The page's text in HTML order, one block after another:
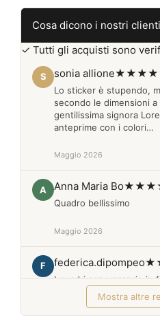
Cosa dicono i nostri clienti
✓ Tutti gli acquisti sono
S sonia allione
Lo sticker è stupendo,
secondo le dimensioni
gentilissima signora
anteprime con i colori…
Maggio 2026
A Anna Maria Bo
Quadro bellissimo
Maggio 2026
F federica.dipompeo
I quadri sono proprio in
Febbraio 2026
Mostra altre